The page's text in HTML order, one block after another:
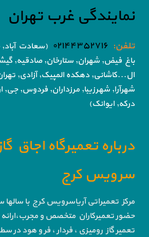
نمایندگی غرب تهران
تلفن: ۰۲۱۴۴۳۵۲۷۱۶ (سعادت
باغ فیض, شهران, ستارخان, صادقیه,
ال...کاشانی, دهکده المپیک, آزادی,
شهرآرا, شهرزیبا, مرزداران, فردوس, جی,
درکه, ایوانک)
درباره تعمیرگاه اجاق
سرویس کرج
مرکز تعمیراتی آریاسرویس کرج با سالها
حضور تعمیرکاران متخصص و
تعمیر گاز رومیزی ، فردار ، فر و هود در